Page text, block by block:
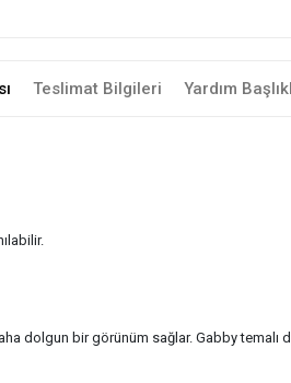
Teslimat Bilgileri Yardım
dolgun bir görünüm sağlar. Gabby